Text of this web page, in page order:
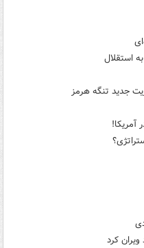
استقلال
جدید تنگه هرمز
آمریکا!
کرد